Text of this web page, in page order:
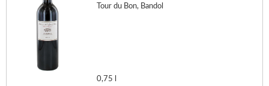
Tour du Bon, Bandol
0,75 l